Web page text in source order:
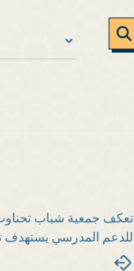
تعكف جمعية شباب تحناوت
للدعم المدرسي يستهدف